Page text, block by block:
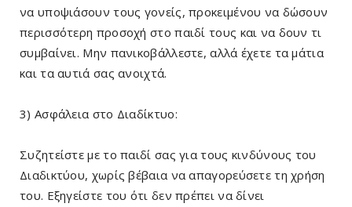
να υποψιάσουν τους γονείς, προκειμένου να δώσουν
περισσότερη προσοχή στο παιδί τους και να δουν τι
συμβαίνει. Μην πανικοβάλλεστε, αλλά έχετε τα μάτια
και τα αυτιά σας ανοιχτά.
3) Ασφάλεια στο Διαδίκτυο:
Συζητείστε με το παιδί σας για τους κινδύνους του
Διαδικτύου, χωρίς βέβαια να απαγορεύσετε τη χρήση
του. Εξηγείστε του ότι δεν πρέπει να δίνει